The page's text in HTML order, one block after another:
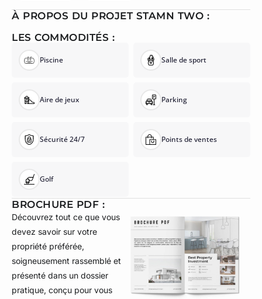
À PROPOS DU PROJET STAMN TWO :
LES COMMODITÉS :
Piscine Salle de sport
Aire de jeux Parking
Sécurité 24/7 Points de ventes
Golf
BROCHURE PDF :
Découvrez tout ce que vous
devez savoir sur votre
propriété préférée,
soigneusement rassemblé et
présenté dans un dossier
pratique, conçu pour vous